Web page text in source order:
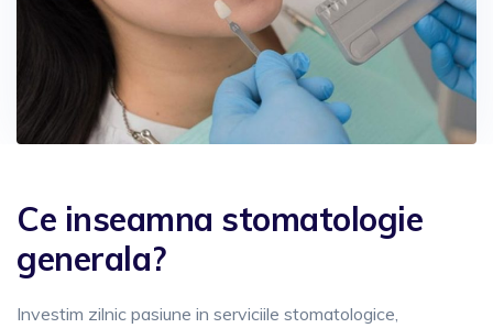
Ce inseamna stomatologie
generala?
Investim zilnic pasiune in serviciile stomatologice,